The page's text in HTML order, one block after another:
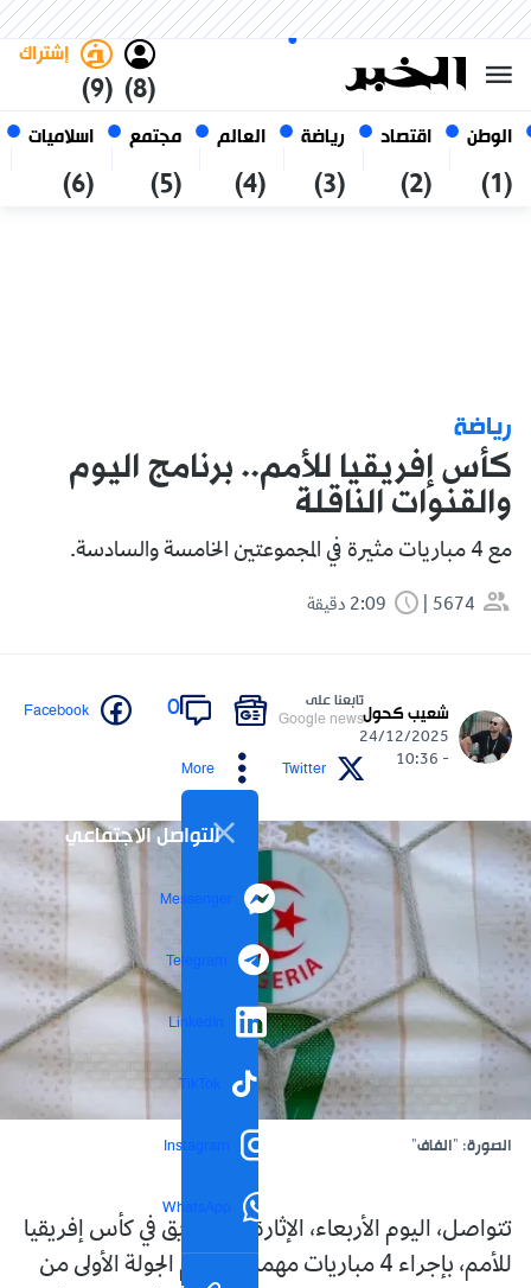
الوطن
(1)
اقتصاد
(2)
رياضة
(3)
العالم
(4)
مجتمع
(5)
اسلاميات
(6)
(8)
إشتراك
(9)
أغسطس 2026
الجزائر
رياضة
كأس إفريقيا للأمم.. برنامج اليوم
والقنوات الناقلة
مع 4 مباريات مثيرة في المجموعتين الخامسة والسادسة.
5674
شعيب كحول
24/12/2025
- 10:36
تابعنا على
Google news
0
Facebook
Twitter
More
التواصل الاجتماعي
Messenger
Telegram
LinkedIn
TikTok
Instagram
WhatsApp
الصورة: "الفاف"
تتواصل، اليوم الأربعاء، الإثارة والتشويق في كأس إفريقيا
للأمم، بإجراء 4 مباريات مهمة في ختام الجولة الأولى من